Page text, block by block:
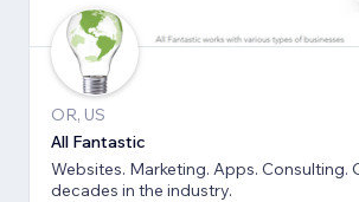
OR, US
All Fantastic
Websites. Marketing. Apps. Consulting.
decades in the industry.